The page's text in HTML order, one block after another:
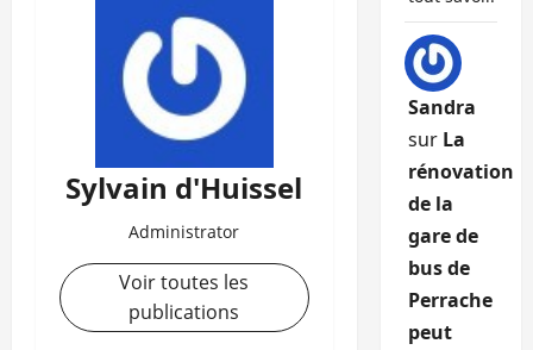
Sylvain d'Huissel
Administrator
Voir toutes les
publications
Sandra
sur La
rénovation
de la
gare de
bus de
Perrache
peut